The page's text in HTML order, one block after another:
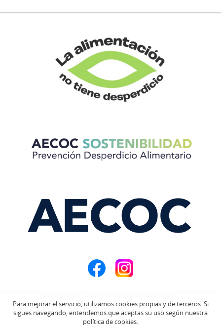
Aviso Legal
Para mejorar el servicio, utilizamos cookies propias y de terceros. Si
sigues navegando, entendemos que aceptas su uso según nuestra
política de cookies.